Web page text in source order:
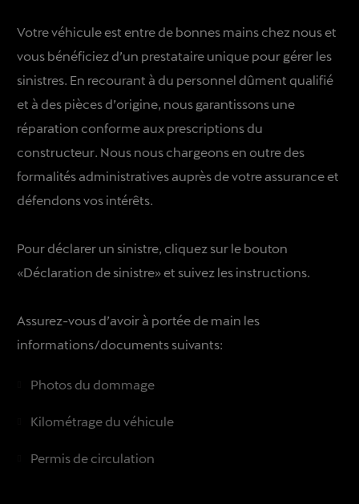
Votre véhicule est entre de bonnes mains chez nous et
vous bénéficiez d’un prestataire unique pour gérer les
sinistres. En recourant à du personnel dûment qualifié
et à des pièces d’origine, nous garantissons une
réparation conforme aux prescriptions du
constructeur. Nous nous chargeons en outre des
formalités administratives auprès de votre assurance et
défendons vos intérêts.
Pour déclarer un sinistre, cliquez sur le bouton
«Déclaration de sinistre» et suivez les instructions.
Assurez-vous d’avoir à portée de main les
informations/documents suivants:
Photos du dommage
Kilométrage du véhicule
Permis de circulation